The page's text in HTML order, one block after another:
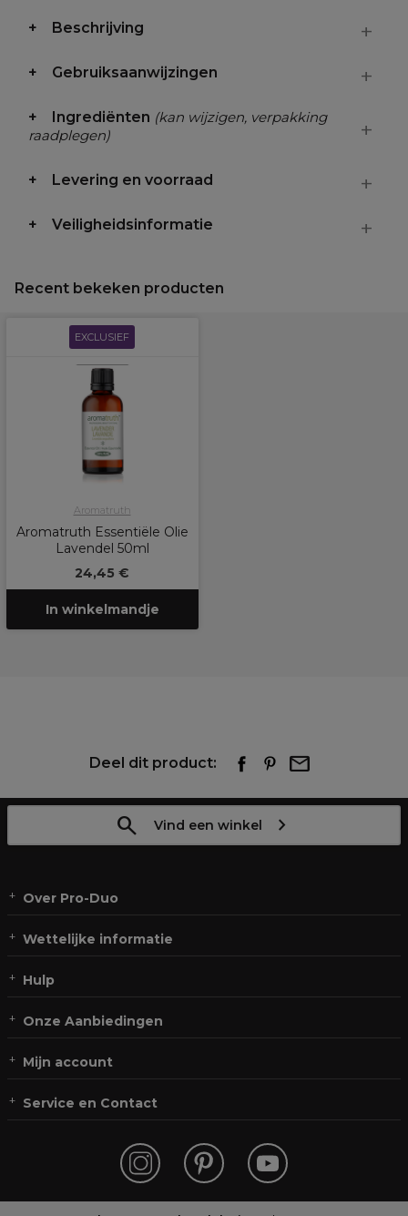
Beschrijving
Gebruiksaanwijzingen
Ingrediënten (kan wijzigen, verpakking
raadplegen)
Levering en voorraad
Veiligheidsinformatie
Recent bekeken producten
EXCLUSIEF
Aromatruth
Aromatruth Essentiële Olie
Lavendel 50ml
24,45 €
In winkelmandje
Deel dit product:
Vind een winkel
Over Pro-Duo
Wettelijke informatie
Hulp
Onze Aanbiedingen
Mijn account
Service en Contact